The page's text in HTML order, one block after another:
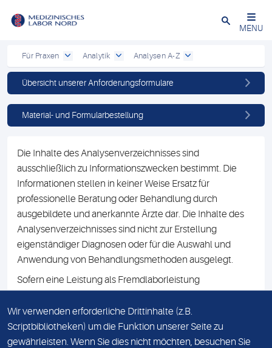
Schließen
MENU
Für Praxen Analytik Analysen A-Z
Übersicht unserer Anforderungsformulare
Material- und Formularbestellung
Die Inhalte des Analysenverzeichnisses sind
ausschließlich zu Informationszwecken bestimmt. Die
Informationen stellen in keiner Weise Ersatz für
professionelle Beratung oder Behandlung durch
ausgebildete und anerkannte Ärzte dar. Die Inhalte des
Analysenverzeichnisses sind nicht zur Erstellung
eigenständiger Diagnosen oder für die Auswahl und
Anwendung von Behandlungsmethoden ausgelegt.
Sofern eine Leistung als Fremdlaborleistung
Namen des Fremdlabors mit. Mit der Beauftragung der
Fremdlaborleistung erklären Sie sich mit dieser
Vereinbarung einverstanden.
Wir verwenden erforderliche Drittinhalte (z.B.
Scriptbibliotheken) um die Funktion unserer Seite zu
gewährleisten. Wenn Sie dies nicht möchten, besuchen Sie